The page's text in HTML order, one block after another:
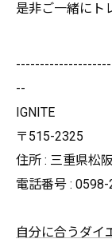
是非ご一緒にト
--
IGNITE
〒515-2325
住所 : 三重県松
電話番号 :
自分に合うダイ